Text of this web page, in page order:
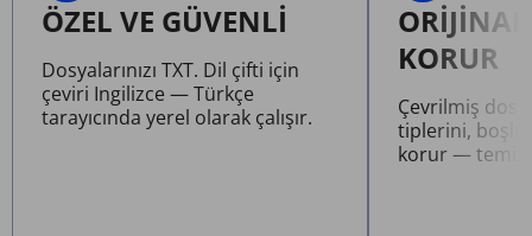
ÖZEL VE GÜVENLI
Dosyalarınızı TXT. Dil çifti için
çeviri Ingilizce — Türkçe
tarayıcında yerel olarak çalışır.
KORUR
Çevrilmiş
tiplerini,
korur —